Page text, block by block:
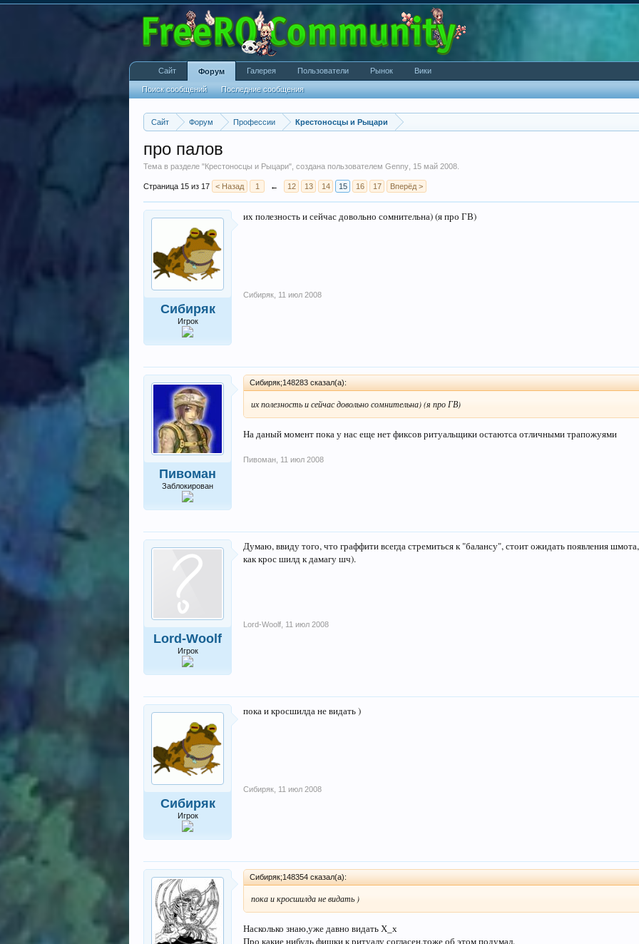
Сайт Форум Профессии Крестоносцы и Рыцари
про палов
Тема в разделе "Крестоносцы и Рыцари", создана пользователем Genny 15 май 2008
Страница 15 из 17 < Назад 1 ← 12 13 14 15 16 17 Вперёд >
Сибиряк
Игрок
их полезность и сейчас довольно сомнительна) (я про ГВ)
Сибиряк 11 июл 2008
Пивоман
Заблокирован
Сибиряк;148283 сказал(а):
их полезность и сейчас довольно сомнительна) (я про ГВ)
На даный момент пока у нас еще нет фиксов ритуальщики остаютса отличными трапожуями
Пивоман 11 июл 2008
Lord-Woolf
Игрок
Думаю, ввиду того, что граффити всегда стремиться к "балансу", стоит ожидать появления
как крос шилд к дамагу шч).
Lord-Woolf 11 июл 2008
Сибиряк
Игрок
пока и кросшилда не видать )
Сибиряк 11 июл 2008
Сибиряк;148354 сказал(а):
пока и кросшилда не видать )
Насколько знаю,уже давно видать Х_х
Про какие нибудь фишки к ритуалу согласен,тоже об этом подумал.
Сайт Форум
Поиск сообщений Последние сообщения
Галерея Пользователи Рынок Вики